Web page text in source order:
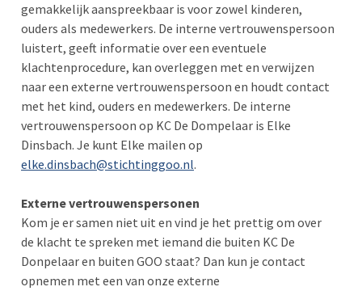
gemakkelijk aanspreekbaar is voor zowel kinderen,
ouders als medewerkers. De interne vertrouwenspersoon
luistert, geeft informatie over een eventuele
klachtenprocedure, kan overleggen met en verwijzen
naar een externe vertrouwenspersoon en houdt contact
met het kind, ouders en medewerkers. De interne
vertrouwenspersoon op KC De Dompelaar is Elke
Dinsbach. Je kunt Elke mailen op
elke.dinsbach@stichtinggoo.nl.
Externe vertrouwenspersonen
Kom je er samen niet uit en vind je het prettig om over
de klacht te spreken met iemand die buiten KC De
Donpelaar en buiten GOO staat? Dan kun je contact
opnemen met een van onze externe